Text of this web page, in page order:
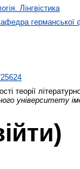
Лінгвістика
германської
теорії
університету